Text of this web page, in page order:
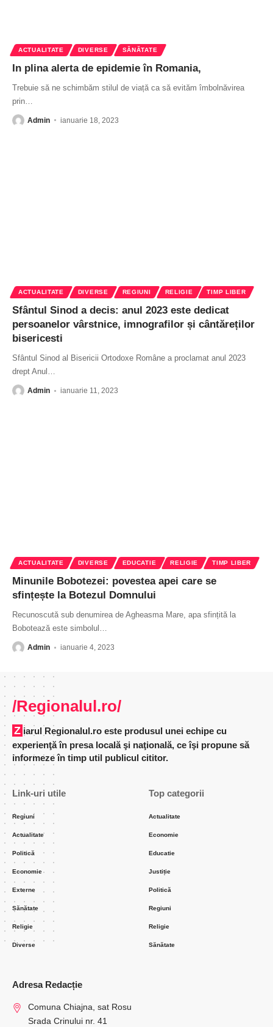
ACTUALITATE DIVERSE SĂNĂTATE
In plina alerta de epidemie în Romania,
Trebuie să ne schimbăm stilul de viață ca să evităm îmbolnăvirea
prin
Admin ianuarie 18, 2023
ACTUALITATE DIVERSE REGIUNI RELIGIE TIMP LIBER
Sfântul Sinod a decis: anul 2023 este dedicat
persoanelor vârstnice, imnografilor și cântăreților
bisericesti
Sfântul Sinod al Bisericii Ortodoxe Române a proclamat anul 2023
drept Anul …
Admin ianuarie 11, 2023
ACTUALITATE DIVERSE EDUCATIE RELIGIE TIMP LIBER
Minunile Bobotezei: povestea apei care se
sfințește la Botezul Domnului
Recunoscută sub denumirea de Agheasma Mare, apa sfințită la
Bobotează este simbolul …
Admin ianuarie 4, 2023
/Regionalul.ro/
Ziarul Regionalul.ro este produsul unei echipe cu
experienţă în presa locală şi naţională, ce îşi propune să
informeze în timp util publicul cititor.
Link-uri utile
Regiuni
Actualitate
Politică
Economie
Externe
Sănătate
Religie
Diverse
Top categorii
Actualitate
Economie
Educatie
Justiție
Politică
Regiuni
Religie
Sănătate
Adresa Redacție
Comuna Chiajna, sat Rosu
Srada Crinului nr. 41